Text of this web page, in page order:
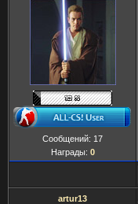
Сообщений: 17
Награды: 0
artur13